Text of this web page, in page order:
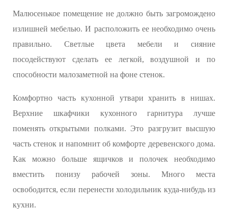
Малюсенькое помещение не должно быть загромождено
излишней мебелью. И расположить ее необходимо очень
правильно. Светлые цвета мебели и сияние
посодействуют сделать ее легкой, воздушной и по
способности малозаметной на фоне стенок.
Комфортно часть кухонной утвари хранить в нишах.
Верхние шкафчики кухонного гарнитура лучше
поменять открытыми полками. Это разгрузит высшую
часть стенок и напомнит об комфорте деревенского дома.
Как можно больше ящичков и полочек необходимо
вместить понизу рабочей зоны. Много места
освободится, если перенести холодильник куда-нибудь из
кухни.